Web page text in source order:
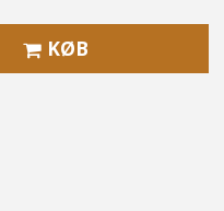
KØB